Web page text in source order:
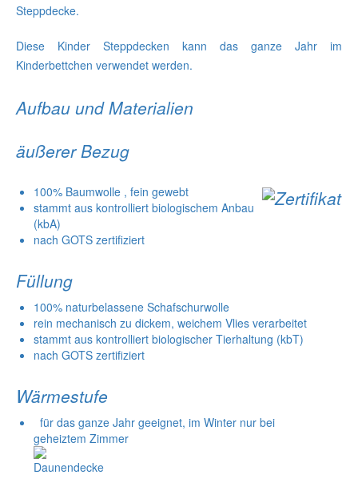
Steppdecke.
Diese Kinder Steppdecken kann das ganze Jahr im
Kinderbettchen verwendet werden.
Aufbau und Materialien
äußerer Bezug
100% Baumwolle , fein gewebt
stammt aus kontrolliert biologischem Anbau
(kbA)
nach GOTS zertifiziert
Füllung
100% naturbelassene Schafschurwolle
rein mechanisch zu dickem, weichem Vlies verarbeitet
stammt aus kontrolliert biologischer Tierhaltung (kbT)
nach GOTS zertifiziert
Wärmestufe
für das ganze Jahr geeignet, im Winter nur bei
geheiztem Zimmer